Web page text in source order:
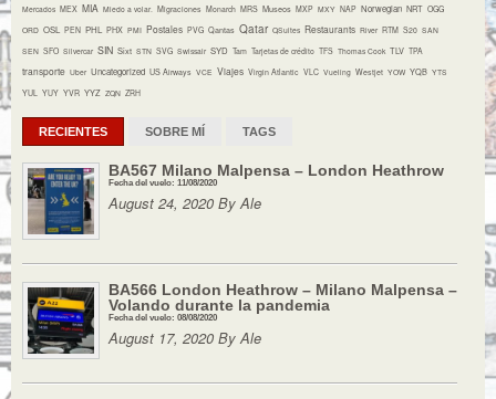
Mercados MEX MIA Miedo a volar. Migraciones Monarch MRS Museos MXP MXY NAP Norwegian NRT OGG
ORD OSL PEN PHL PHX PMI Postales PVG Qantas Qatar QSuites Restaurants River RTM S20 SAN
SEN SFO Silvercar SIN Sixt STN SVG Swissair SYD Tam Tarjetas de crédito TFS Thomas Cook TLV TPA
transporte Uber Uncategorized US Airways VCE Viajes Virgin Atlantic VLC Vueling Westjet YOW YQB YTS
YUL YUY YVR YYZ ZQN ZRH
RECIENTES SOBRE MÍ TAGS
BA567 Milano Malpensa – London Heathrow
Fecha del vuelo: 11/08/2020
August 24, 2020 By Ale
BA566 London Heathrow – Milano Malpensa –
Volando durante la pandemia
Fecha del vuelo: 08/08/2020
August 17, 2020 By Ale